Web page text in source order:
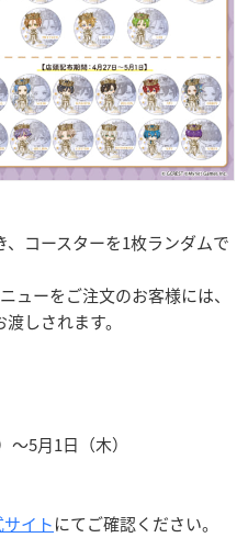
コースターを1枚ランダムで
ューをご注文のお客様には、
しされます。
5月1日（木）
イトにてご確認ください。